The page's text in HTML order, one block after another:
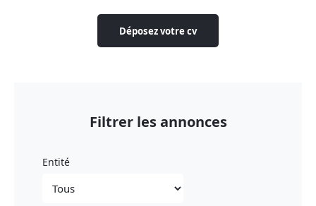
Déposez votre cv
Filtrer les annonces
Entité